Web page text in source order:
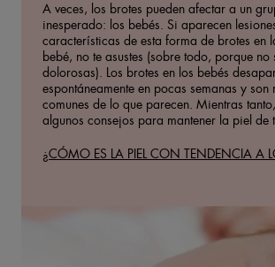
A veces, los brotes pueden afectar a un
inesperado: los bebés. Si aparecen
características de esta forma de brotes en
bebé, no te asustes (sobre todo, porque no
dolorosas). Los brotes en los bebés
espontáneamente en pocas semanas y son
comunes de lo que parecen. Mientras
algunos consejos para mantener la piel de
¿CÓMO ES LA PIEL CON TENDENCIA A